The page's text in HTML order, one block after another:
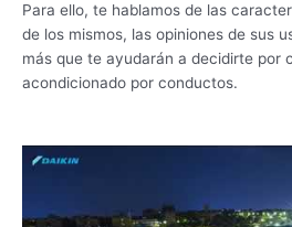
Para ello, te hablamos de las
de los mismos, las opiniones de sus
más que te ayudarán a decidirte por
acondicionado por conductos.